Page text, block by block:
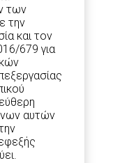
των
την
και τον
679 για
αυτών